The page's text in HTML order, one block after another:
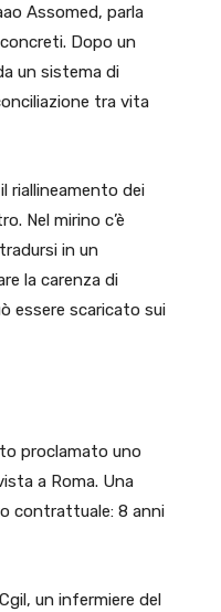
Assomed, parla
Dopo un
un sistema di
tra vita
riallineamento dei
Nel mirino c’è
in un
la carenza di
essere scaricato sui
proclamato uno
a Roma. Una
contrattuale: 8 anni
un infermiere del